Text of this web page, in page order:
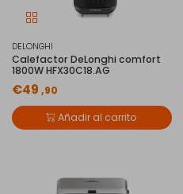
DELONGHI
Calefactor DeLonghi comfort
1800W HFX30C18.AG
€49 ,90
Añadir al carrito